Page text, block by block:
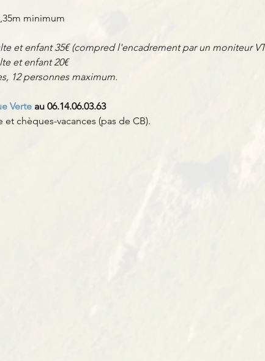
minimum
et enfant 35€ (compred l'encadrement par un moniteur
et enfant 20€
12 personnes maximum.
Verte au 06.14.06.03.63
chèques-vacances (pas de CB).